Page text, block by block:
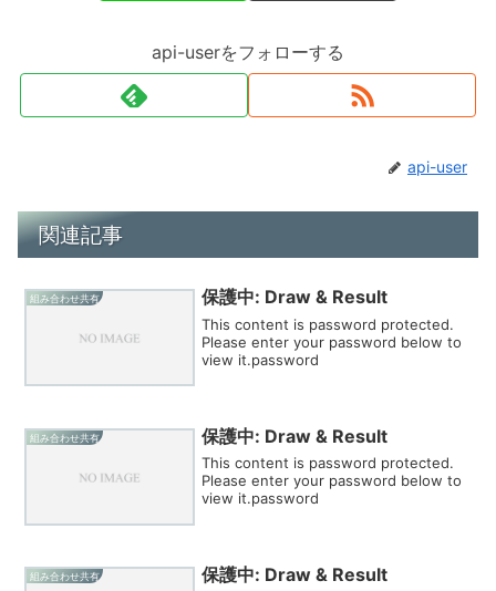
api-userをフォローする
api-user
関連記事
組み合わせ共有 保護中: Draw & Result
This content is password protected.
Please enter your password below to
view it.password
組み合わせ共有 保護中: Draw & Result
This content is password protected.
Please enter your password below to
view it.password
組み合わせ共有 保護中: Draw & Result